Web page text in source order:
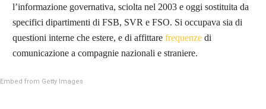
l’informazione governativa, sciolta nel 2003 e oggi sostituita da
specifici dipartimenti di FSB, SVR e FSO. Si occupava sia di
questioni interne che estere, e di affittare frequenze di
comunicazione a compagnie nazionali e straniere.
Embed from Getty Images